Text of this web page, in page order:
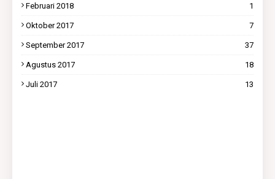
Februari 2018 1
Oktober 2017 7
September 2017 37
Agustus 2017 18
Juli 2017 13